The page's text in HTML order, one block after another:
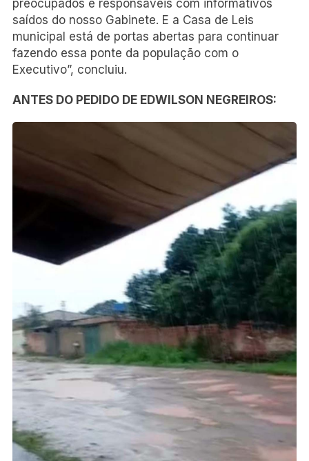
preocupados e responsáveis com informativos
saídos do nosso Gabinete. E a Casa de Leis
municipal está de portas abertas para continuar
fazendo essa ponte da população com o
Executivo”, concluiu.
ANTES DO PEDIDO DE EDWILSON NEGREIROS: